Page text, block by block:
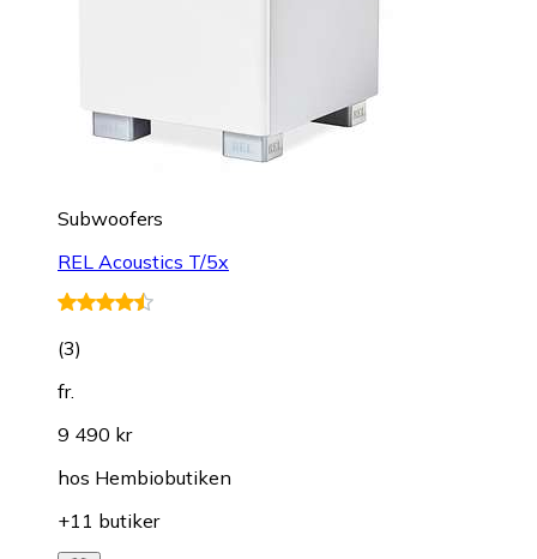
Subwoofers
REL Acoustics T/5x
(3)
fr.
9 490 kr
hos Hembiobutiken
+11 butiker